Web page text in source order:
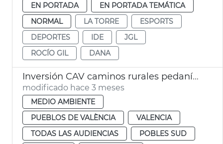
EN PORTADA
EN PORTADA TEMÁTICA
NORMAL
LA TORRE
ESPORTS
DEPORTES
IDE
JGL
ROCÍO GIL
DANA
Inversión CAV caminos rurales pedanías dana València
modificado hace 3 meses
MEDIO AMBIENTE
PUEBLOS DE VALÈNCIA
VALENCIA
TODAS LAS AUDIENCIAS
POBLES SUD